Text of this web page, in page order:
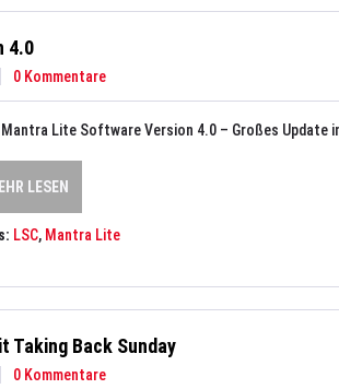
4.0
0 Kommentare
Mantra Lite Software Version 4.0 – Großes Update
LESEN
LSC, Mantra Lite
Taking Back Sunday
0 Kommentare